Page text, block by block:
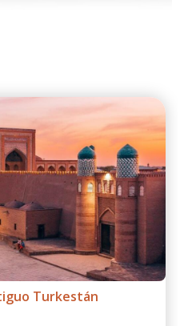
Charyn desde